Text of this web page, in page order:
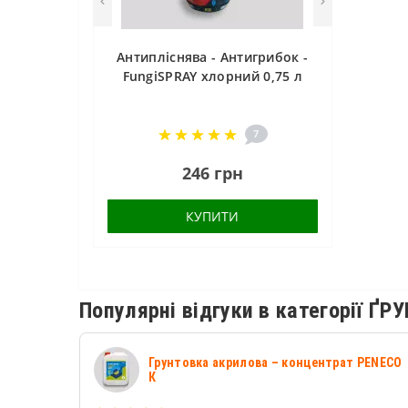
Антипліснява - Антигрибок -
FungiSPRAY хлорний 0,75 л
7
246 грн
КУПИТИ
Популярні відгуки в категорії
Грунтовка акрилова – концентрат PENECO
К